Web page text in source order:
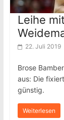
Leihe
22. Juli 2019
Brose
aus: Die
günstig.
Weiterlesen